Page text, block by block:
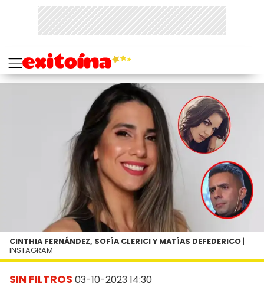
SIN FILTROS 03-10-2023 14:30
CINTHIA FERNÁNDEZ, SOFÍA CLERICI Y MATÍAS DEFEDERICO |
INSTAGRAM